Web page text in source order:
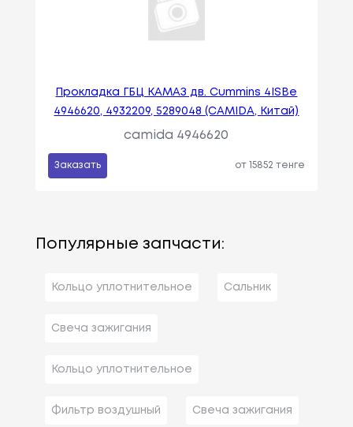
Прокладка ГБЦ КАМАЗ дв. Cummins 4ISBe
4946620, 4932209, 5289048 (CAMIDA, Китай)
camida 4946620
Заказать от 15852 тенге
Популярные запчасти:
Кольцо уплотнительное Сальник
Свеча зажигания
Кольцо уплотнительное
Фильтр воздушный Свеча зажигания